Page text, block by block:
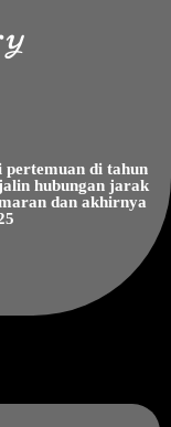
pertemuan di tahun
hubungan jarak
dan akhirnya